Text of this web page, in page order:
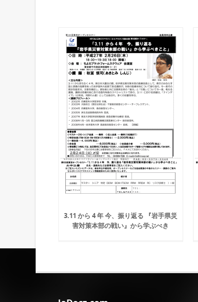
3.11 から 4 年 今、振り返る 『岩手県災
害対策本部の戦い』から学ぶべき